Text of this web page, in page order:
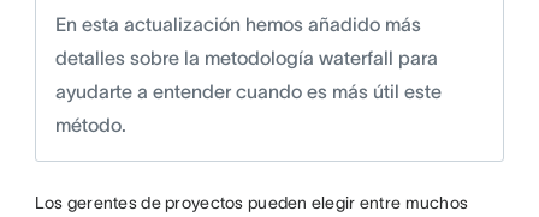
En esta actualización hemos añadido más
detalles sobre la metodología waterfall para
ayudarte a entender cuando es más útil este
método.
Los gerentes de proyectos pueden elegir entre muchos